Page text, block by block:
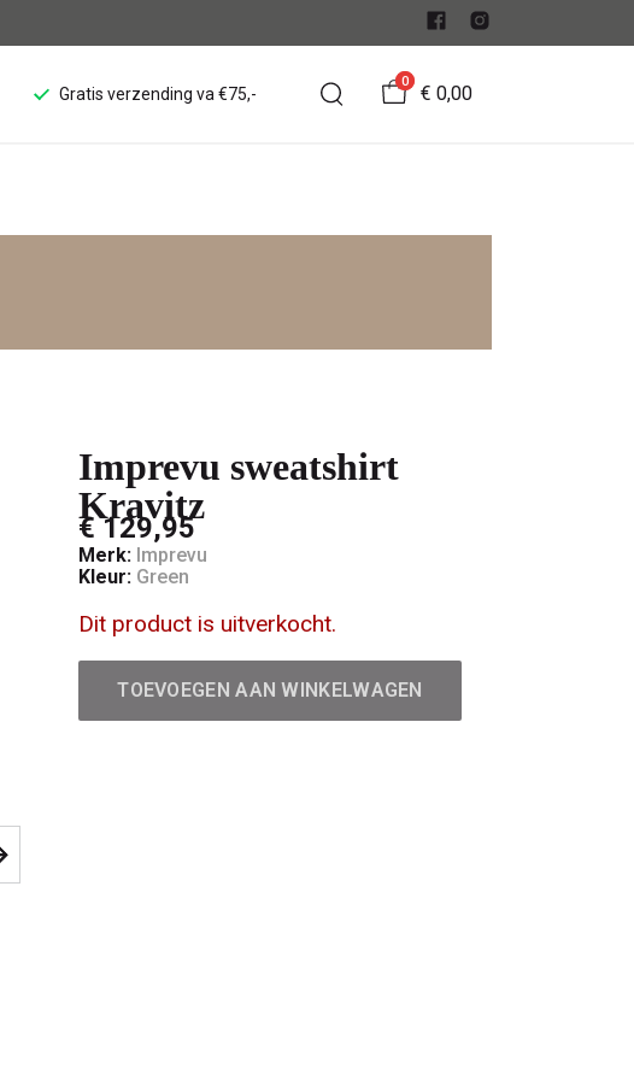
Gratis verzending va €75,-
0
€ 0,00
Imprevu sweatshirt
Kravitz
€ 129,95
Merk: Imprevu
Kleur: Green
Dit product is uitverkocht.
TOEVOEGEN AAN WINKELWAGEN